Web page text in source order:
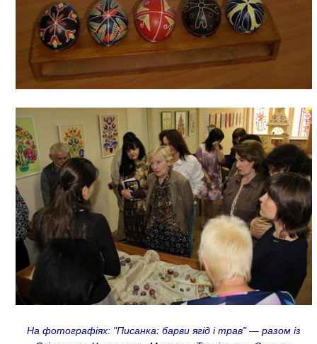
На фотографіях: "Писанка: барви ягід і трав" — разом із